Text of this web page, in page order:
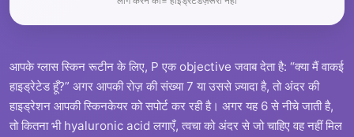
आपके ग्लास स्किन रूटीन के लिए, P एक objective जवाब देता है: “क्या मैं वाकई
हाइड्रेटेड हूँ?” अगर आपकी रोज़ की संख्या 7 या उससे ज़्यादा है, तो अंदर की
हाइड्रेशन आपकी स्किनकेयर को सपोर्ट कर रही है। अगर यह 6 से नीचे जाती है,
तो कितना भी hyaluronic acid लगाएँ, त्वचा को अंदर से जो चाहिए वह नहीं मिल